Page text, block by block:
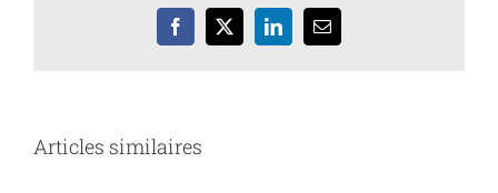
Facebook
X LinkedInEmail
Articles similaires